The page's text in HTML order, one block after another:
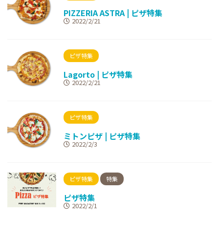
PIZZERIA ASTRA | ピザ特集
2022/2/21
ピザ特集
Lagorto | ピザ特集
2022/2/21
ピザ特集
ミトンピザ | ピザ特集
2022/2/3
ピザ特集 特集
ピザ特集
2022/2/1